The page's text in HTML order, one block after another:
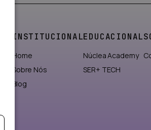
INSTITUCIONAL
Home
Sobre Nós
Blog
EDUCACIONAL
Núclea Academy
SER+ TECH